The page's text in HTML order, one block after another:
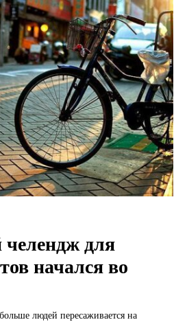
для
начался во
людей пересаживается на